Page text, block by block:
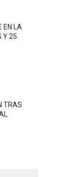
EN LA
Y 25
TRAS